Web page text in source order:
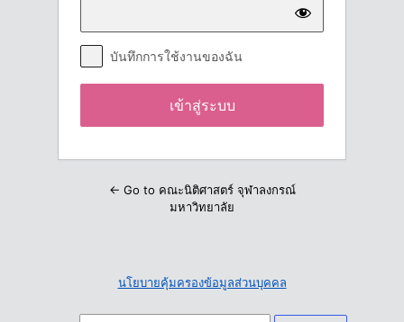
บันทึกการใช้งานของฉัน
← Go to คณะนิติศาสตร์ จุฬาลงกรณ์
มหาวิทยาลัย
นโยบายคุ้มครองข้อมูลส่วนบุคคล